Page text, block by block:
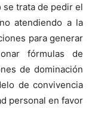
se trata de pedir el
atendiendo a la
para generar
fórmulas de
de dominación
de convivencia
personal en favor